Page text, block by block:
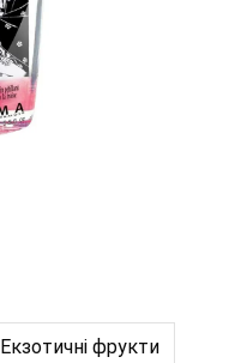
Екзотичні фрукти